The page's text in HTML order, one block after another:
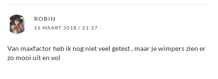
ROBIN
16 MAART 2018 / 21:37
Van maxfactor heb ik nog niet veel getest , maar je wimpers zien er
zo mooi uit en vol